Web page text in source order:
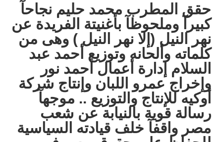
حقق المطرب محمد حليم نجاحآ
كبيرآ وملحوظآ بأغنيتة الفريدة عن
نهر النيل (إلا نهر النيل ) وهى من
كلماته وألحانه وتوزيع أحمد عبد
السلام إدارة أعمال أحمد نور
وإخراج عمرو اللبان وإنتاج شركة
أوكيه للإنتاج والتوزيع .. موجهآ
رسالة قوية بالنيابة عن شعب
مصر واقفآ خلف قيادته السياسية